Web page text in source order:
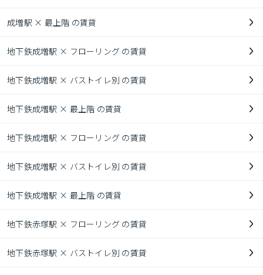
成増駅 × 最上階 の賃貸
地下鉄成増駅 × フローリング の賃貸
地下鉄成増駅 × バストイレ別 の賃貸
地下鉄成増駅 × 最上階 の賃貸
地下鉄成増駅 × フローリング の賃貸
地下鉄成増駅 × バストイレ別 の賃貸
地下鉄成増駅 × 最上階 の賃貸
地下鉄赤塚駅 × フローリング の賃貸
地下鉄赤塚駅 × バストイレ別 の賃貸